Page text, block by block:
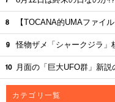
【TOCANA的UMAファイ
怪物ザメ「シャークジラ」
月面の「巨大UFO群」新説
カテゴリ一覧